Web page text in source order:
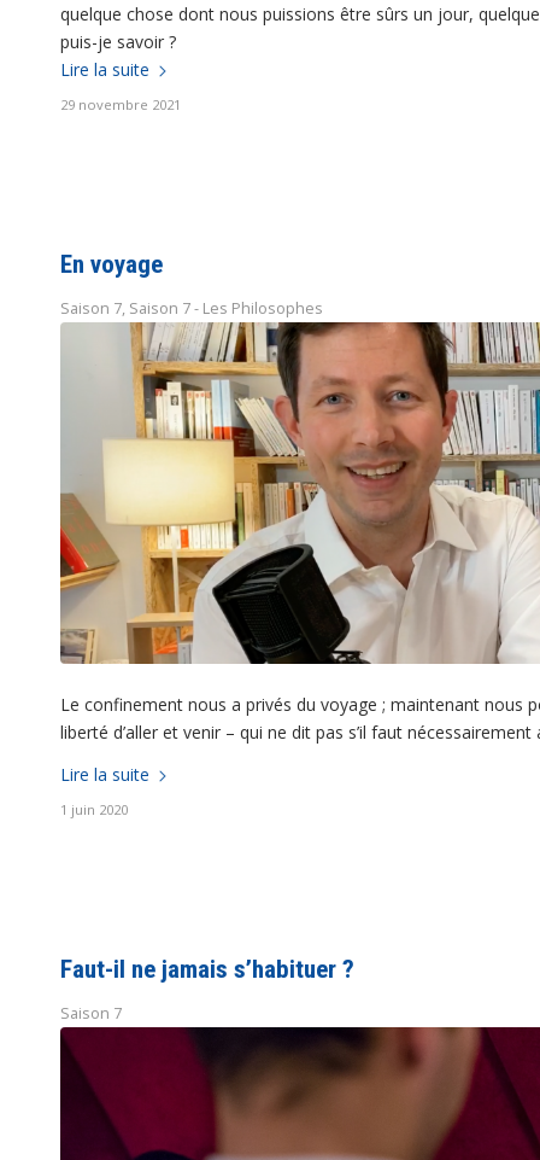
quelque chose dont nous puissions être sûrs un jour,
puis-je savoir ?
Lire la suite
29 novembre 2021
En voyage
Saison 7, Saison 7 - Les Philosophes
Le confinement nous a privés du voyage ; maintenant nous
liberté d’aller et venir – qui ne dit pas s’il faut
Lire la suite
1 juin 2020
Faut-il ne jamais s’habituer ?
Saison 7